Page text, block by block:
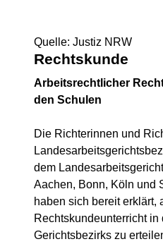
Quelle: Justiz NRW
Rechtskunde
Arbeitsrechtlicher
den Schulen
Die Richterinnen und
dem
Aachen, Bonn, Köln und
haben sich bereit erklärt,
Rechtskundeunterricht
Gerichtsbezirks zu